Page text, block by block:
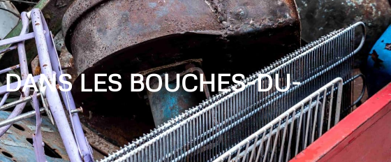
LES BOUCHES-DU-